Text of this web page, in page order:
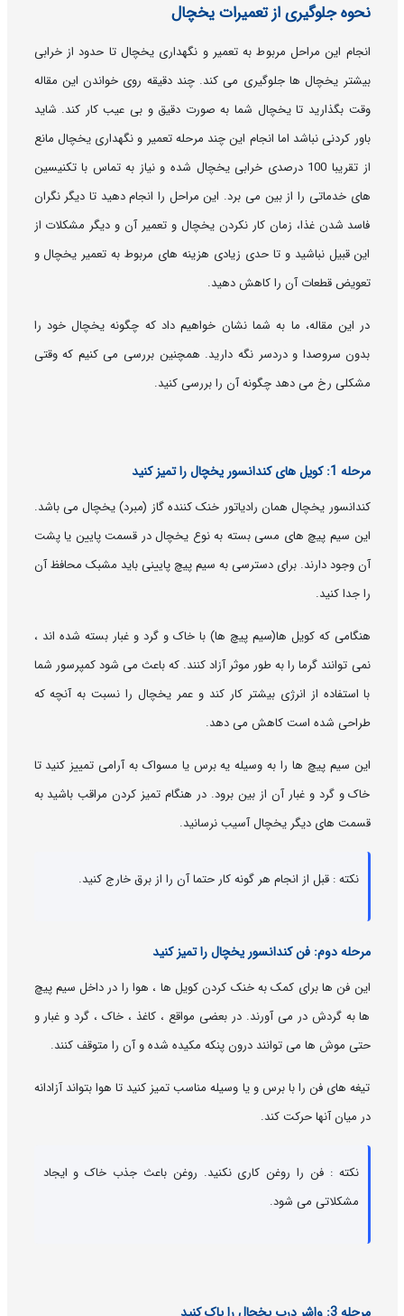
نحوه جلوگیری از تعمیرات یخچال
انجام این مراحل مربوط به تعمیر و نگهداری یخچال تا حدود از خرابی
بیشتر یخچال ها جلوگیری می کند. چند دقیقه روی خواندن این مقاله
وقت بگذارید تا یخچال شما به صورت دقیق و بی عیب کار کند. شاید
باور کردنی نباشد اما انجام این چند مرحله تعمیر و نگهداری یخچال مانع
از تقریبا 100 درصدی خرابی یخچال شده و نیاز به تماس با تکنیسین
های خدماتی را از بین می برد. این مراحل را انجام دهید تا دیگر نگران
فاسد شدن غذا، زمان کار نکردن یخچال و تعمیر آن و دیگر مشکلات از
این قبیل نباشید و تا حدی زیادی هزینه های مربوط به تعمیر یخچال و
تعویض قطعات آن را کاهش دهید.
در این مقاله، ما به شما نشان خواهیم داد که چگونه یخچال خود را
بدون سروصدا و دردسر نگه دارید. همچنین بررسی می کنیم که وقتی
مشکلی رخ می دهد چگونه آن را بررسی کنید.
مرحله 1: کویل های کندانسور یخچال را تمیز کنید
کندانسور یخچال همان رادیاتور خنک کننده گاز (مبرد) یخچال می باشد.
این سیم پیچ های مسی بسته به نوع یخچال در قسمت پایین یا پشت
آن وجود دارند. برای دسترسی به سیم پیچ پایینی باید مشبک محافظ آن
را جدا کنید.
هنگامی که کویل ها(سیم پیچ ها) با خاک و گرد و غبار بسته شده اند ،
نمی توانند گرما را به طور موثر آزاد کنند. که باعث می شود کمپرسور شما
با استفاده از انرژی بیشتر کار کند و عمر یخچال را نسبت به آنچه که
طراحی شده است کاهش می دهد.
این سیم پیچ ها را به وسیله یه برس یا مسواک به آرامی تمییز کنید تا
خاک و گرد و غبار آن از بین برود. در هنگام تمیز کردن مراقب باشید به
قسمت های دیگر یخچال آسیب نرسانید.
نکته : قبل از انجام هر گونه کار حتما آن را از برق خارج کنید.
مرحله دوم: فن کندانسور یخچال را تمیز کنید
این فن ها برای کمک به خنک کردن کویل ها ، هوا را در داخل سیم پیچ
ها به گردش در می آورند. در بعضی مواقع ، کاغذ ، خاک ، گرد و غبار و
حتی موش ها می توانند درون پنکه مکیده شده و آن را متوقف کنند.
تیغه های فن را با برس و یا وسیله مناسب تمیز کنید تا هوا بتواند آزادانه
در میان آنها حرکت کند.
نکته : فن را روغن کاری نکنید. روغن باعث جذب خاک و ایجاد
مشکلاتی می شود.